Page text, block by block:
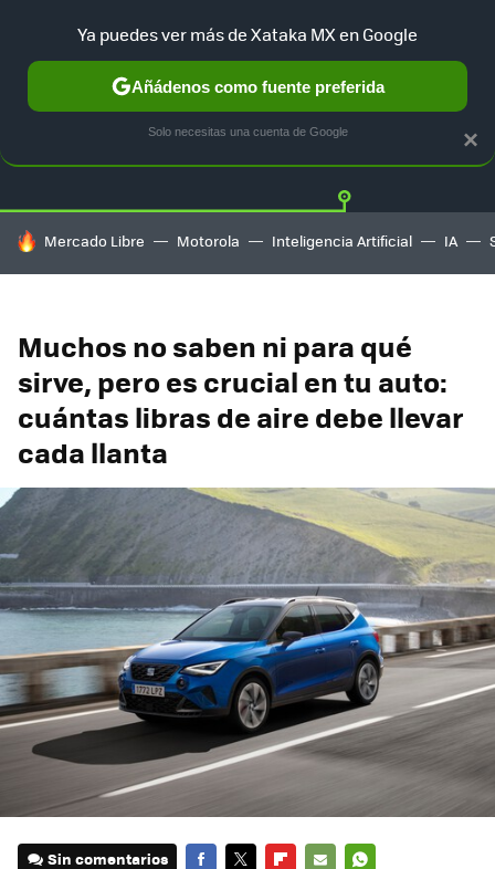
TESLA UBER AUTO ELECTRICO Twitter
HOY SE HABLA DE
Mercado Libre Motorola Inteligencia Artificial IA
Muchos no saben ni para qué
sirve, pero es crucial en tu auto:
cuántas libras de aire debe llevar
cada llanta
Sin comentarios
×
Ya puedes ver más de Xataka MX en Google
Añádenos como fuente preferida
Solo necesitas una cuenta de Google